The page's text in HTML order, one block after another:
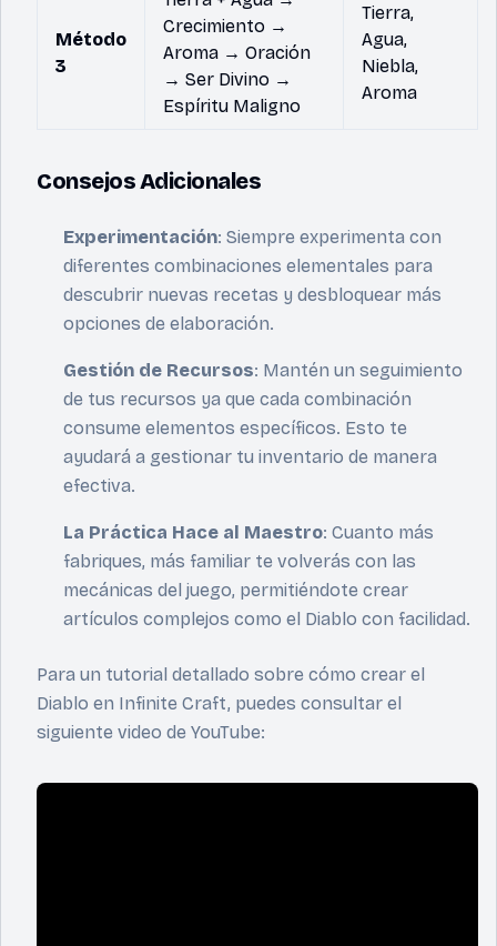
Método
3
Crecimiento →
Aroma → Oración
→ Ser Divino →
Espíritu Maligno
Tierra,
Agua,
Niebla,
Aroma
Consejos Adicionales
Experimentación: Siempre experimenta con
diferentes combinaciones elementales para
descubrir nuevas recetas y desbloquear más
opciones de elaboración.
Gestión de Recursos: Mantén un seguimiento
de tus recursos ya que cada combinación
consume elementos específicos. Esto te
ayudará a gestionar tu inventario de manera
efectiva.
La Práctica Hace al Maestro: Cuanto más
fabriques, más familiar te volverás con las
mecánicas del juego, permitiéndote crear
artículos complejos como el Diablo con facilidad.
Para un tutorial detallado sobre cómo crear el
Diablo en Infinite Craft, puedes consultar el
siguiente video de YouTube: